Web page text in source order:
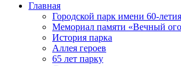
Главная
Городской парк имени 60-
Мемориал памяти «Вечный
История парка
Аллея героев
65 лет парку